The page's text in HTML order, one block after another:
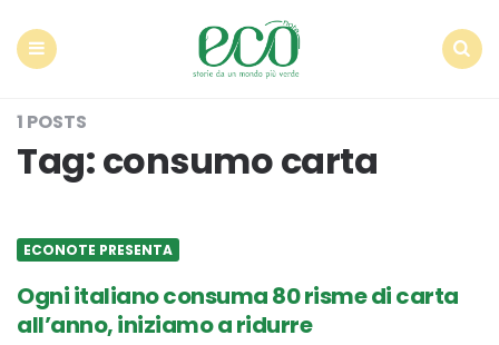
1 POSTS
Tag:consumo carta
ECONOTE PRESENTA
Ogni italiano consuma 80 risme di carta
all’anno, iniziamo a ridurre